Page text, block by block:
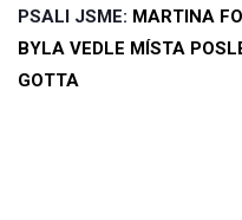
PSALI JSME: MARTINA
BYLA VEDLE MÍSTA
GOTTA